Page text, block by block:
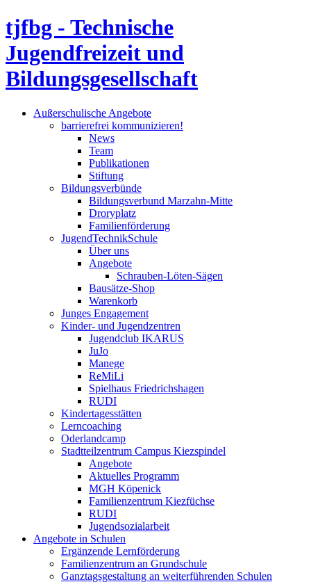
tjfbg - Technische
Jugendfreizeit und
Bildungsgesellschaft
Außerschulische Angebote
barrierefrei kommunizieren!
News
Team
Publikationen
Stiftung
Bildungsverbünde
Bildungsverbund Marzahn-Mitte
Droryplatz
Familienförderung
JugendTechnikSchule
Über uns
Angebote
Schrauben-Löten-Sägen
Bausätze-Shop
Warenkorb
Junges Engagement
Kinder- und Jugendzentren
Jugendclub IKARUS
JuJo
Manege
ReMiLi
Spielhaus Friedrichshagen
RUDI
Kindertagesstätten
Lerncoaching
Oderlandcamp
Stadtteilzentrum Campus Kiezspindel
Angebote
Aktuelles Programm
MGH Köpenick
Familienzentrum Kiezfüchse
RUDI
Jugendsozialarbeit
Angebote in Schulen
Ergänzende Lernförderung
Familienzentrum an Grundschule
Ganztagsgestaltung an weiterführenden Schulen